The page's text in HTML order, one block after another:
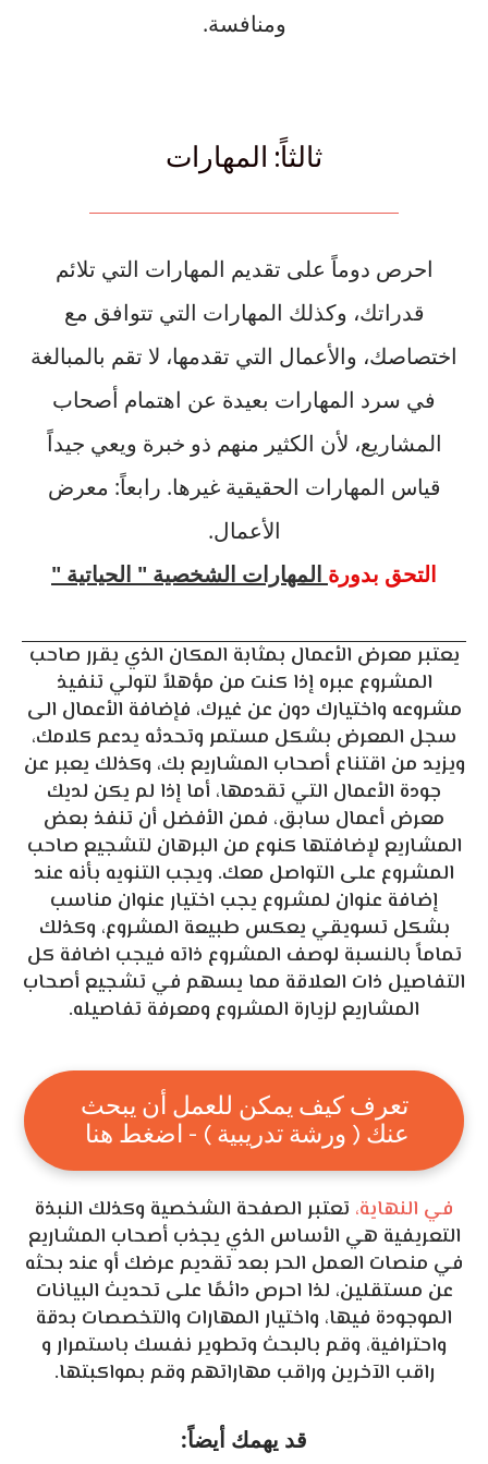
ومنافسة.
ثالثاً: المهارات
احرص دوماً على تقديم المهارات التي تلائم
قدراتك، وكذلك المهارات التي تتوافق مع
اختصاصك، والأعمال التي تقدمها، لا تقم بالمبالغة
في سرد المهارات بعيدة عن اهتمام أصحاب
المشاريع، لأن الكثير منهم ذو خبرة ويعي جيداً
قياس المهارات الحقيقية غيرها. رابعاً: معرض
الأعمال.
التحق بدورة المهارات الشخصية " الحياتية "
يعتبر معرض الأعمال بمثابة المكان الذي يقرر صاحب
المشروع عبره إذا كنت من مؤهلاً لتولي تنفيذ
مشروعه واختيارك دون عن غيرك، فإضافة الأعمال الى
سجل المعرض بشكل مستمر وتحدثه يدعم كلامك،
ويزيد من اقتناع أصحاب المشاريع بك، وكذلك يعبر عن
جودة الأعمال التي تقدمها، أما إذا لم يكن لديك
معرض أعمال سابق، فمن الأفضل أن تنفذ بعض
المشاريع لإضافتها كنوع من البرهان لتشجيع صاحب
المشروع على التواصل معك. ويجب التنويه بأنه عند
إضافة عنوان لمشروع يجب اختيار عنوان مناسب
بشكل تسويقي يعكس طبيعة المشروع، وكذلك
تماماً بالنسبة لوصف المشروع ذاته فيجب اضافة كل
التفاصيل ذات العلاقة مما يسهم في تشجيع أصحاب
المشاريع لزيارة المشروع ومعرفة تفاصيله.
تعرف كيف يمكن للعمل أن يبحث
عنك ( ورشة تدريبية ) - اضغط هنا
في النهاية، تعتبر الصفحة الشخصية وكذلك النبذة
التعريفية هي الأساس الذي يجذب أصحاب المشاريع
في منصات العمل الحر بعد تقديم عرضك أو عند بحثه
عن مستقلين، لذا احرص دائمًا على تحديث البيانات
الموجودة فيها، واختيار المهارات والتخصصات بدقة
واحترافية، وقم بالبحث وتطوير نفسك باستمرار و
راقب الآخرين وراقب مهاراتهم وقم بمواكبتها.
قد يهمك أيضاً: